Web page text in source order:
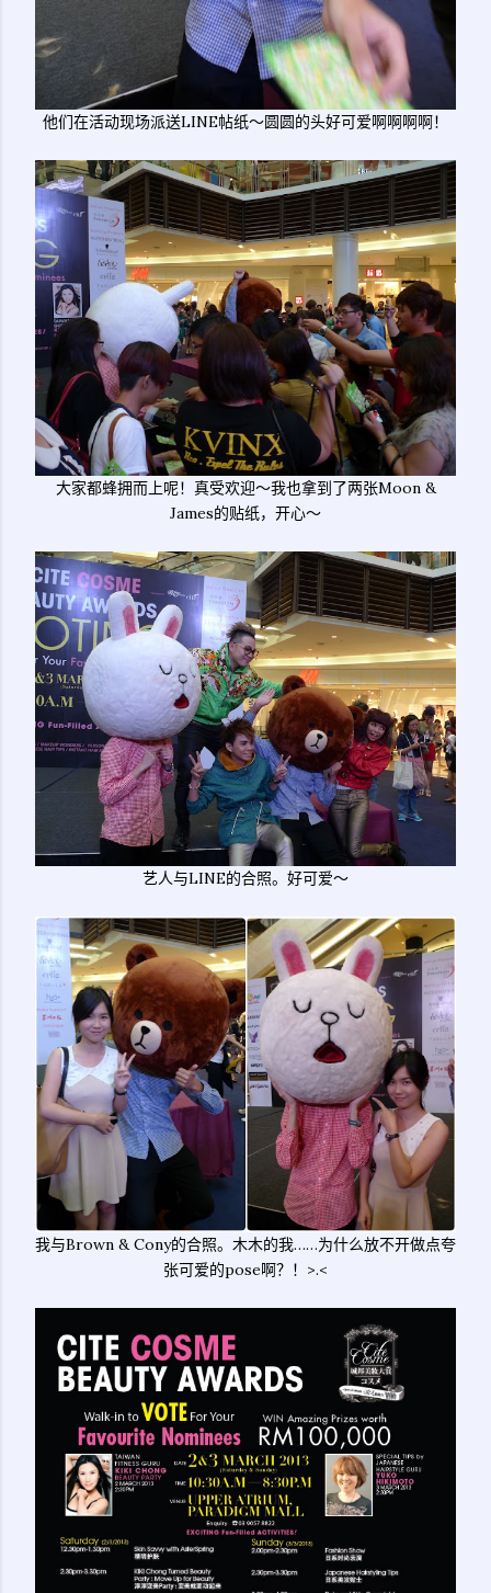
他们在活动现场派送LINE帖纸～圆圆的头好可爱啊啊啊啊！
大家都蜂拥而上呢！真受欢迎～我也拿到了两张Moon &
James的贴纸，开心～
艺人与LINE的合照。好可爱～
我与Brown & Cony的合照。木木的我……为什么放不开做点夸
张可爱的pose啊？！>.<